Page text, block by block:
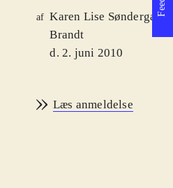
af Karen Lise Søndergaard
Brandt
d. 2. juni 2010
Læs anmeldelse